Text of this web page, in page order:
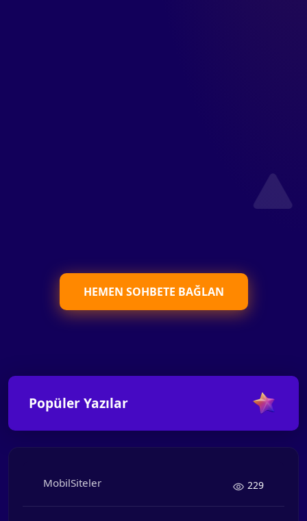
HEMEN SOHBETE BAĞLAN
Popüler Yazılar
MobilSiteler 229